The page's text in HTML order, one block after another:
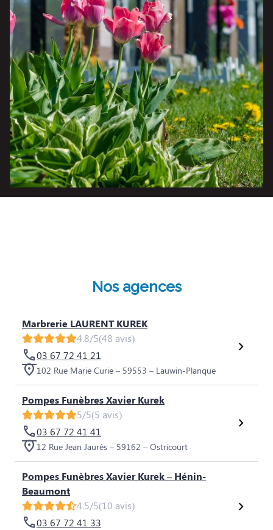
Nos agences
Marbrerie LAURENT KUREK
4.8/5(48 avis)
03 67 72 41 21
102 Rue Marie Curie – 59553 – Lauwin-Planque
Pompes Funèbres Xavier Kurek
5/5(5 avis)
03 67 72 41 41
12 Rue Jean Jaurès – 59162 – Ostricourt
Pompes Funèbres Xavier Kurek – Hénin-
Beaumont
4.5/5(10 avis)
03 67 72 41 33